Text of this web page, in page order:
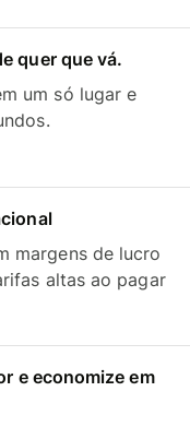
quer que vá.
um só lugar e
margens de lucro
altas ao pagar
e economize em